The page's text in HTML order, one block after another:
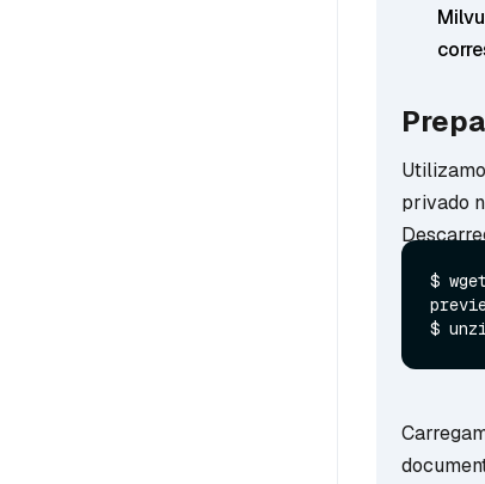
privado
$
$